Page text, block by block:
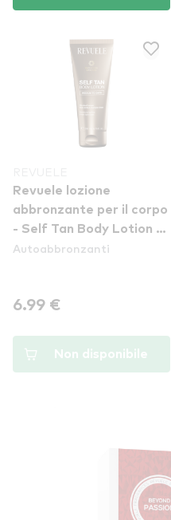
Revuele lozione
abbronzante per il corpo
- Self Tan Body Lotion -
Medium To Dark
Autoabbronzanti
6.99 €
Non disponibile